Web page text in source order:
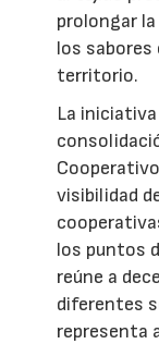
prolongar
los
territorio.
La
visibilidad
los puntos
reúne a
diferentes
representa